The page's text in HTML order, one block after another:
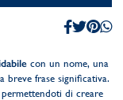
con un nome, una
breve frase significativa.
di creare